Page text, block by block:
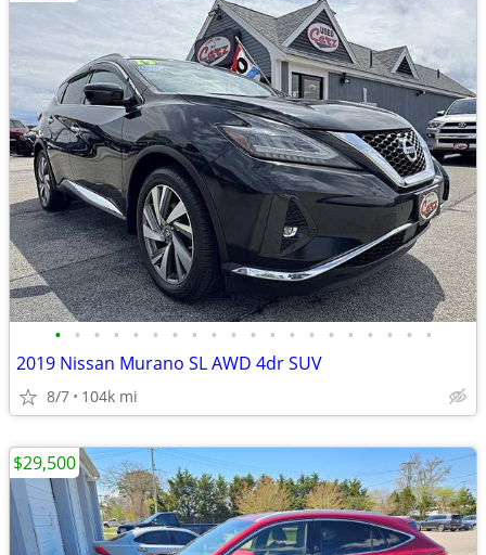
• • • • • • • • • • • • • • • • • • • •
2019 Nissan Murano SL AWD 4dr SUV
8/7 104k mi
$29,500